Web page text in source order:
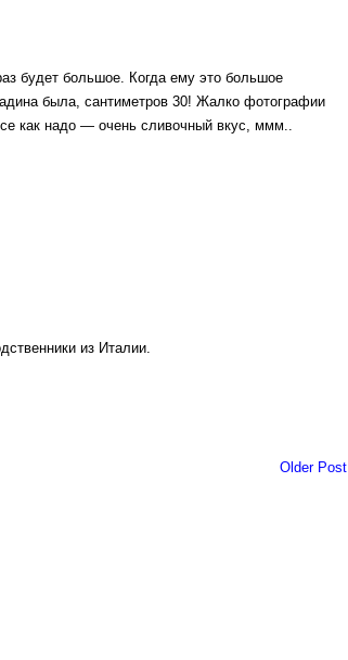
будет большое. Когда ему это большое
была, сантиметров 30! Жалко фотографии
как надо — очень сливочный вкус, ммм..
из Италии.
Older Post